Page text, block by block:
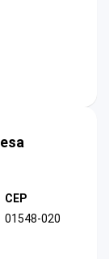
CEP
01548-020